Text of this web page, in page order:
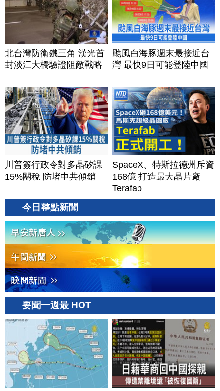
北台灣防衛鐵三角 漢光首
封淡江大橋驗證阻敵戰略
颱風白海豚週末最接近台
灣 最快9日可能登陸中國
川普簽行政令對多晶矽課
15%關稅 防堵中共傾銷
SpaceX、特斯拉德州斥資
168億 打造最大晶片廠
Terafab
今日整點新聞
要聞一週最 HOT